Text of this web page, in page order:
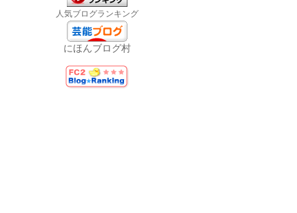
人気ブログランキング
にほんブログ村